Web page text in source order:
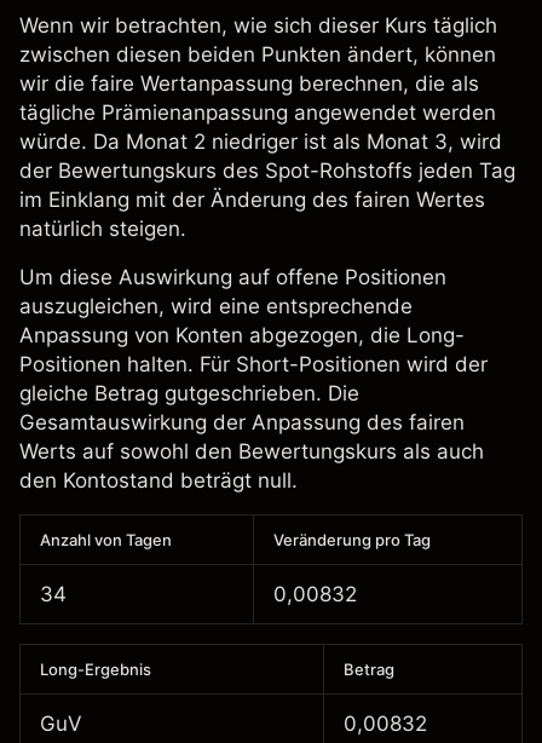
Wenn wir betrachten, wie sich dieser Kurs täglich
zwischen diesen beiden Punkten ändert, können
wir die faire Wertanpassung berechnen, die als
tägliche Prämienanpassung angewendet werden
würde. Da Monat 2 niedriger ist als Monat 3, wird
der Bewertungskurs des Spot-Rohstoffs jeden Tag
im Einklang mit der Änderung des fairen Wertes
natürlich steigen.
Um diese Auswirkung auf offene Positionen
auszugleichen, wird eine entsprechende
Anpassung von Konten abgezogen, die Long-
Positionen halten. Für Short-Positionen wird der
gleiche Betrag gutgeschrieben. Die
Gesamtauswirkung der Anpassung des fairen
Werts auf sowohl den Bewertungskurs als auch
den Kontostand beträgt null.
Anzahl von Tagen Veränderung pro Tag
34 0,00832
Long-Ergebnis Betrag
GuV 0,00832